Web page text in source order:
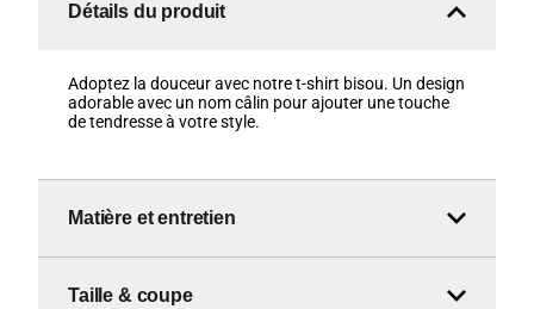
Détails du produit
Adoptez la douceur avec notre t-shirt bisou. Un design
adorable avec un nom câlin pour ajouter une touche
de tendresse à votre style.
Matière et entretien
Taille & coupe